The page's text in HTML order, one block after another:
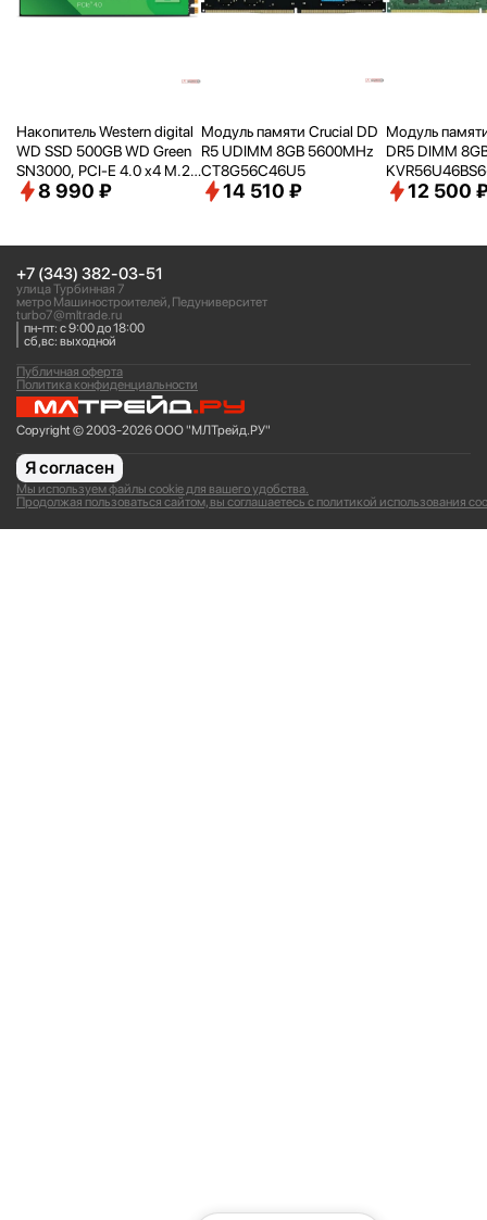
Накопитель Western digital
WD SSD 500GB WD Green
SN3000, PCI-E 4.0 x4 M.2
2280, [R/W - 5000/
8 990 ₽
Модуль памяти Crucial DD
R5 UDIMM 8GB 5600MHz
CT8G56C46U5
14 510 ₽
Модуль
DR5 DIMM
RTL PC5-
12 500
+7 (343) 382-03-51
улица Турбинная 7
метро Машиностроителей, Педуниверситет
turbo7@mltrade.ru
пн-пт: с 9:00 до 18:00
сб,вс: выходной
Copyright © 2003-2026 ООО "МЛТрейд.РУ"
Политика конфиденциальности
Публичная оферта
Мы используем файлы cookie для вашего удобства.
Продолжая пользоваться сайтом, вы соглашаетесь с политикой использования
Я согласен